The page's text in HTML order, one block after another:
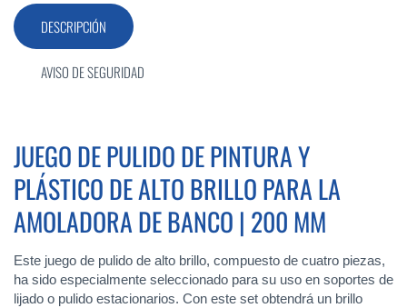
DESCRIPCIÓN
JUEGO DE PULIDO DE PINTURA Y
PLÁSTICO DE ALTO BRILLO PARA LA
AMOLADORA DE BANCO | 200 MM
Este juego de pulido de alto brillo, compuesto de cuatro piezas,
ha sido especialmente seleccionado para su uso en soportes de
lijado o pulido estacionarios. Con este set obtendrá un brillo
AVISO DE SEGURIDAD